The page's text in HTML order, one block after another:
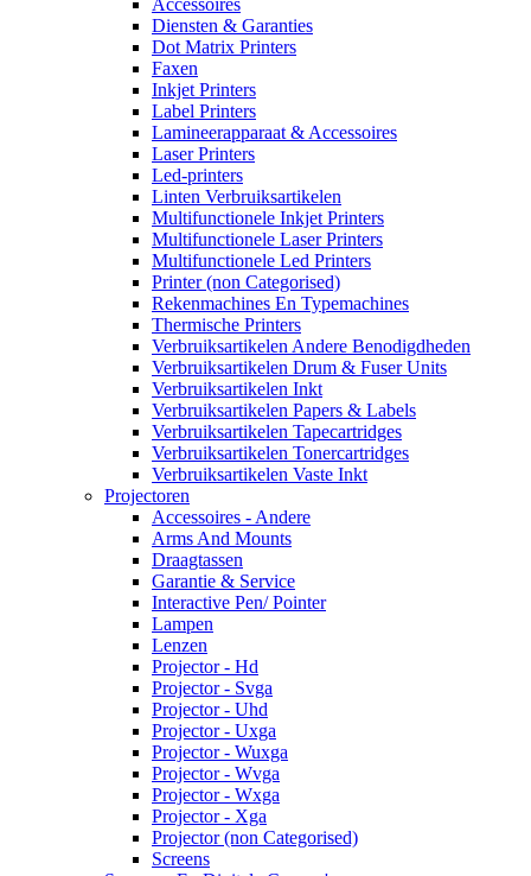
Diensten & Garanties
Dot Matrix Printers
Faxen
Inkjet Printers
Label Printers
Lamineerapparaat & Accessoires
Laser Printers
Led-printers
Linten Verbruiksartikelen
Multifunctionele Inkjet Printers
Multifunctionele Laser Printers
Multifunctionele Led Printers
Printer (non Categorised)
Rekenmachines En Typemachines
Thermische Printers
Verbruiksartikelen Andere Benodigdheden
Verbruiksartikelen Drum & Fuser Units
Verbruiksartikelen Inkt
Verbruiksartikelen Papers & Labels
Verbruiksartikelen Tapecartridges
Verbruiksartikelen Tonercartridges
Verbruiksartikelen Vaste Inkt
Projectoren
Accessoires - Andere
Arms And Mounts
Draagtassen
Garantie & Service
Interactive Pen/ Pointer
Lampen
Lenzen
Projector - Hd
Projector - Svga
Projector - Uhd
Projector - Uxga
Projector - Wuxga
Projector - Wvga
Projector - Wxga
Projector - Xga
Projector (non Categorised)
Screens